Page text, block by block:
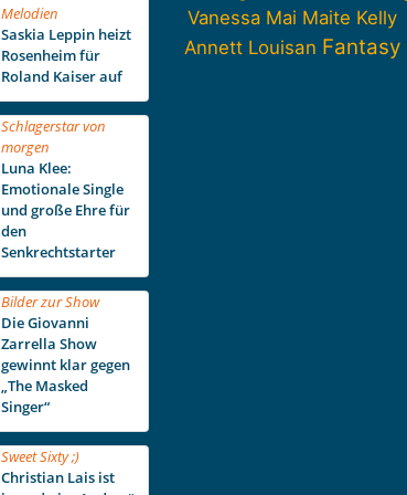
Melodien
Saskia Leppin heizt
Rosenheim für
Roland Kaiser auf
Schlagerstar von
morgen
Luna Klee:
Emotionale Single
und große Ehre für
den
Senkrechtstarter
Bilder zur Show
Die Giovanni
Zarrella Show
gewinnt klar gegen
„The Masked
Singer“
Sweet Sixty ;)
Christian Lais ist
Vanessa Mai Maite Kelly
Annett Louisan Fantasy